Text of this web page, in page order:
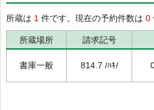
所蔵は 1 件です。現在の予約件数は 0
所蔵場所 請求記号
書庫一般 814.7 /ﾊｷ/